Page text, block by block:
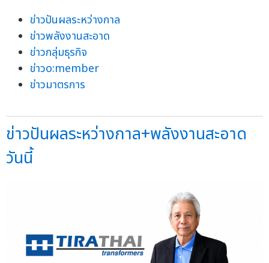
ข่าวปันผลระหว่างกาล
ข่าวพลังงานสะอาด
ข่าวกลุ่มธุรกิจ
ข่าวo:member
ข่าวมาตรการ
ข่าวปันผลระหว่างกาล+พลังงานสะอาด
วันนี้